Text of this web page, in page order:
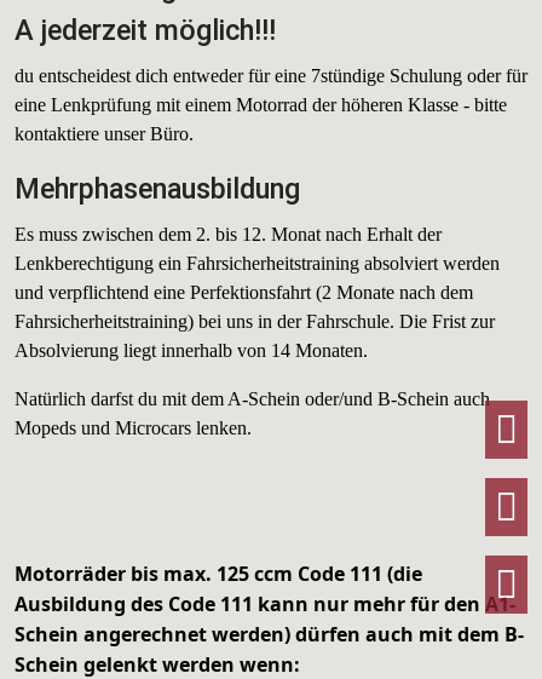
A jederzeit möglich!!!
du entscheidest dich entweder für eine 7stündige Schulung oder für
eine Lenkprüfung mit einem Motorrad der höheren Klasse - bitte
kontaktiere unser Büro.
Mehrphasenausbildung
Es muss zwischen dem 2. bis 12. Monat nach Erhalt der
Lenkberechtigung ein Fahrsicherheitstraining absolviert werden
und verpflichtend eine Perfektionsfahrt (2 Monate nach dem
Fahrsicherheitstraining) bei uns in der Fahrschule. Die Frist zur
Absolvierung liegt innerhalb von 14 Monaten.
Natürlich darfst du mit dem A-Schein oder/und B-Schein auch
Mopeds und Microcars lenken.
Motorräder bis max. 125 ccm Code 111 (die
Ausbildung des Code 111 kann nur mehr für den A1-
Schein angerechnet werden) dürfen auch mit dem B-
Schein gelenkt werden wenn: